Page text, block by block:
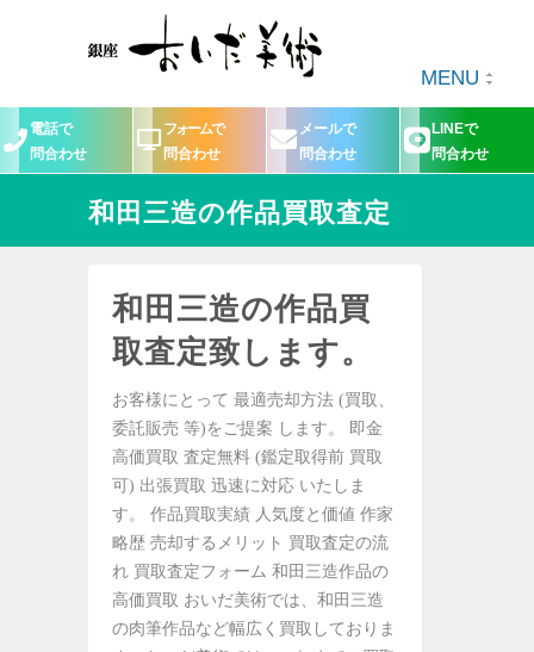
MENU
電話で
問合わせ
フォームで
問合わせ
メールで
問合わせ
LINEで
問合わせ
和田三造の作品買取査定
和田三造の作品買
取査定致します。
お客様にとって 最適売却方法 (買取、
委託販売 等)をご提案 します。 即金
高価買取 査定無料 (鑑定取得前 買取
可) 出張買取 迅速に対応 いたしま
す。 作品買取実績 人気度と価値 作家
略歴 売却するメリット 買取査定の流
れ 買取査定フォーム 和田三造作品の
高価買取 おいだ美術では、和田三造
の肉筆作品など幅広く買取しておりま